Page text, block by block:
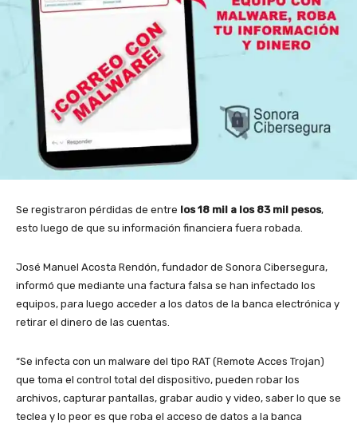
Se registraron pérdidas de entre los 18 mil a los 83 mil pesos,
esto luego de que su información financiera fuera robada.
José Manuel Acosta Rendón, fundador de Sonora Cibersegura,
informó que mediante una factura falsa se han infectado los
equipos, para luego acceder a los datos de la banca electrónica y
retirar el dinero de las cuentas.
“Se infecta con un malware del tipo RAT (Remote Acces Trojan)
que toma el control total del dispositivo, pueden robar los
archivos, capturar pantallas, grabar audio y video, saber lo que se
teclea y lo peor es que roba el acceso de datos a la banca